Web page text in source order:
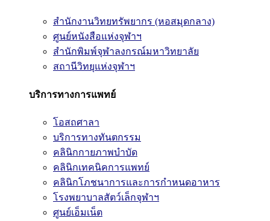
สำนักงานวิทยทรัพยากร (หอสมุดกลาง)
ศูนย์หนังสือแห่งจุฬาฯ
สำนักพิมพ์จุฬาลงกรณ์มหาวิทยาลัย
สถานีวิทยุแห่งจุฬาฯ
บริการทางการแพทย์
โอสถศาลา
บริการทางทันตกรรม
คลินิกกายภาพบำบัด
คลินิกเทคนิคการแพทย์
คลินิกโภชนาการและการกำหนดอาหาร
โรงพยาบาลสัตว์เล็กจุฬาฯ
ศูนย์เอ็มเน็ต